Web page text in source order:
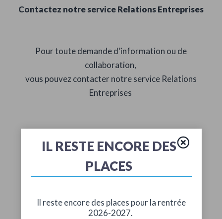
Contactez notre service Relations Entreprises
Pour toute demande d’information ou de
collaboration,
vous pouvez contacter notre service Relations
Entreprises
: q.naulleau@h3campus.fr
📞 Par téléphone : 06 86 03 20 60
IL RESTE ENCORE DES
PLACES
Il reste encore des places pour la rentrée
2026-2027.